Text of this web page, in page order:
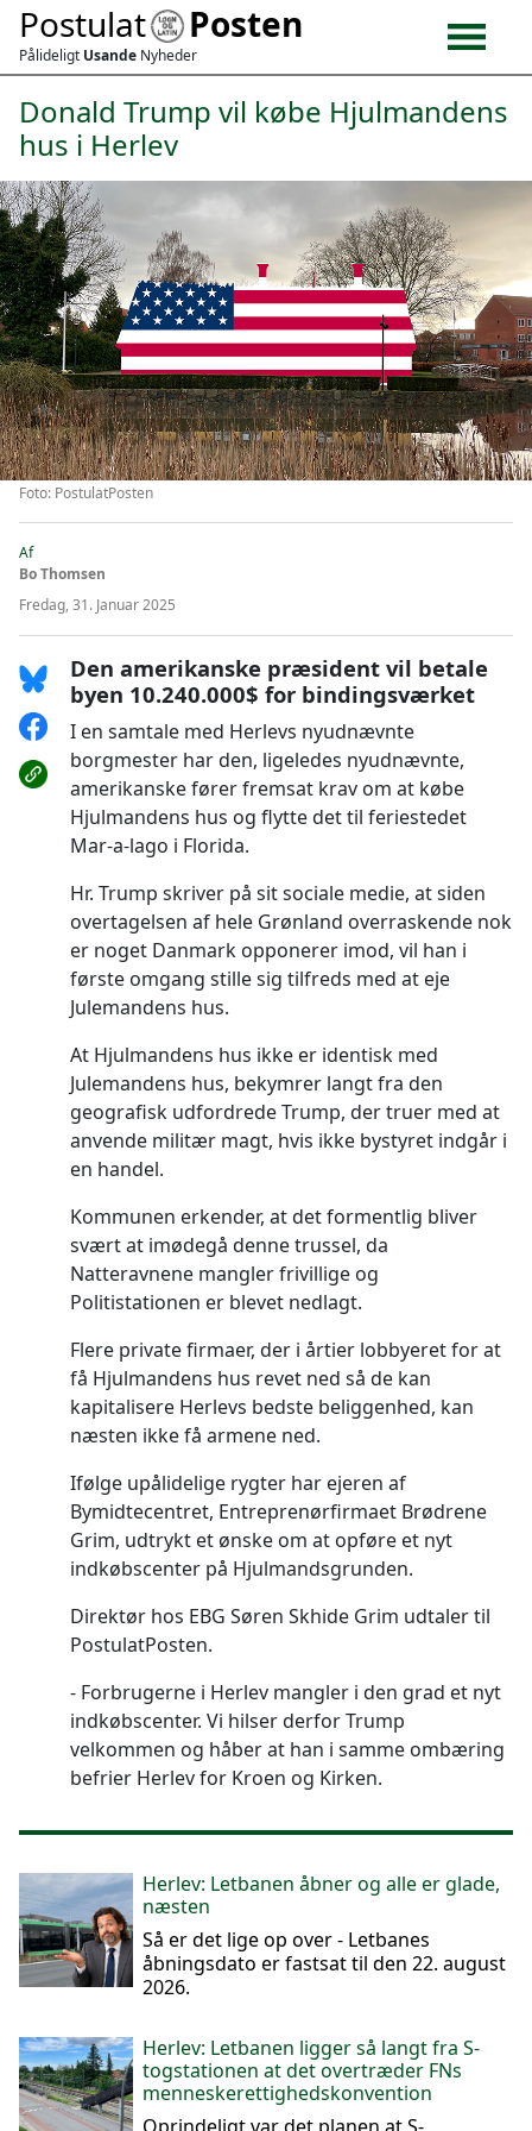
Postulat Posten
Pålideligt Usande Nyheder
Donald Trump vil købe Hjulmandens
hus i Herlev
Foto: PostulatPosten
Af
Bo Thomsen
Fredag, 31. Januar 2025
Den amerikanske præsident vil betale
byen 10.240.000$ for bindingsværket
I en samtale med Herlevs nyudnævnte
borgmester har den, ligeledes nyudnævnte,
amerikanske fører fremsat krav om at købe
Hjulmandens hus og flytte det til feriestedet
Mar-a-lago i Florida.
Hr. Trump skriver på sit sociale medie, at siden
overtagelsen af hele Grønland overraskende nok
er noget Danmark opponerer imod, vil han i
første omgang stille sig tilfreds med at eje
Julemandens hus.
At Hjulmandens hus ikke er identisk med
Julemandens hus, bekymrer langt fra den
geografisk udfordrede Trump, der truer med at
anvende militær magt, hvis ikke bystyret indgår i
en handel.
Kommunen erkender, at det formentlig bliver
svært at imødegå denne trussel, da
Natteravnene mangler frivillige og
Politistationen er blevet nedlagt.
Flere private firmaer, der i årtier lobbyeret for at
få Hjulmandens hus revet ned så de kan
kapitalisere Herlevs bedste beliggenhed, kan
næsten ikke få armene ned.
Ifølge upålidelige rygter har ejeren af
Bymidtecentret, Entreprenørfirmaet Brødrene
Grim, udtrykt et ønske om at opføre et nyt
indkøbscenter på Hjulmandsgrunden.
Direktør hos EBG Søren Skhide Grim udtaler til
PostulatPosten.
Forbrugerne i Herlev mangler i den grad et nyt
indkøbscenter. Vi hilser derfor Trump
velkommen og håber at han i samme ombæring
befrier Herlev for Kroen og Kirken.
Herlev: Letbanen åbner og alle er glade,
næsten
Så er det lige op over - Letbanes
åbningsdato er fastsat til den 22. august
2026.
Herlev: Letbanen ligger så langt fra S-
togstationen at det overtræder FNs
menneskerettighedskonvention